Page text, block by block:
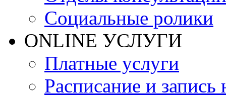
Социальные ролики
ONLINE УСЛУГИ
Платные услуги
Расписание и запись